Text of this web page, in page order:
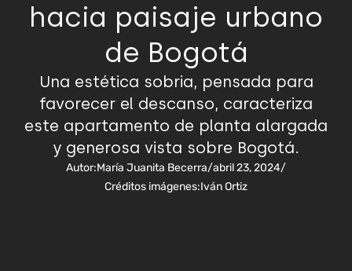
hacia paisaje urbano
de Bogotá
Una estética sobria, pensada para
favorecer el descanso, caracteriza
este apartamento de planta alargada
y generosa vista sobre Bogotá.
Autor:María Juanita Becerra/abril 23, 2024/
Créditos imágenes:Iván Ortiz